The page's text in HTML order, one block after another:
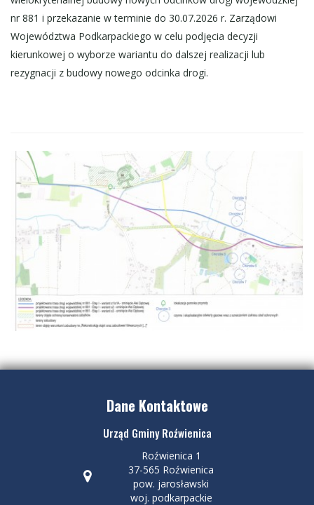
nr 881 i przekazanie w terminie do 30.07.2026 r. Zarządowi
Województwa Podkarpackiego w celu podjęcia decyzji
kierunkowej o wyborze wariantu do dalszej realizacji lub
rezygnacji z budowy nowego odcinka drogi.
Dane Kontaktowe
Urząd Gminy Roźwienica
Roźwienica 1
37-565 Roźwienica
pow. jarosławski
woj. podkarpackie